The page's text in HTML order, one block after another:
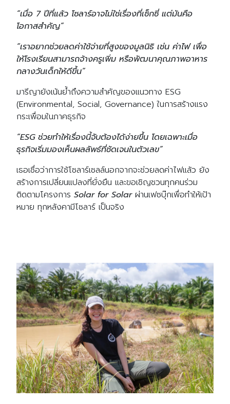
Search
for: Search
“เมื่อ 7 ปีที่แล้ว โซลาร์อาจไม่ใช่เรื่องที่เซ็กซี่ แต่มันคือ
โอกาสสำคัญ”
“เราอยากช่วยลดค่าใช้จ่ายที่สูงของมูลนิธิ เช่น ค่าไฟ เพื่อ
ให้โรงเรียนสามารถจ้างครูเพิ่ม หรือพัฒนาคุณภาพอาหาร
กลางวันเด็กให้ดีขึ้น”
มารีญายังเน้นย้ำถึงความสำคัญของแนวทาง ESG
(Environmental, Social, Governance) ในการสร้างแรง
กระเพื่อมในภาคธุรกิจ
“ESG ช่วยทำให้เรื่องนี้จับต้องได้ง่ายขึ้น โดยเฉพาะเมื่อ
ธุรกิจเริ่มมองเห็นผลลัพธ์ที่ชัดเจนในตัวเลข”
เธอเชื่อว่าการใช้โซลาร์เซลล์นอกจากจะช่วยลดค่าไฟแล้ว ยัง
สร้างการเปลี่ยนแปลงที่ยั่งยืน และขอเชิญชวนทุกคนร่วม
ติดตามโครงการ Solar for Solarผ่านเฟซบุ๊กเพื่อทำให้เป้า
หมาย ทุกหลังคามีโซลาร์ เป็นจริง